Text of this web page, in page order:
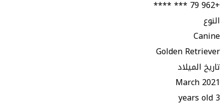
+962 79 *** ****
النوع
Canine
Golden Retriever
تاريخ الميلاد
March 2021
3 years old